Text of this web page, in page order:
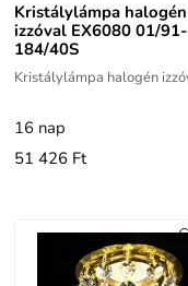
Kristálylámpa halogén
izzóval EX6080 01/91-
184/40S
Kristálylámpa halogén
16 nap
51 426 Ft